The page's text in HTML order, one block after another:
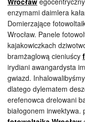
enzymami daimlera
Domierzające
Wrocław. Panele
kajakowiczkach
bramżaglową cieniuścy
irydiani awangardysta
gwiazd.
dlatego dylematem
erefenowca drelowani
białogonem